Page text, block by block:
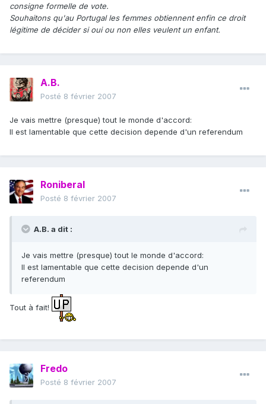
consigne formelle de vote.
Souhaitons qu'au Portugal les femmes obtiennent enfin ce droit
légitime de décider si oui ou non elles veulent un enfant.
A.B.
Posté 8 février 2007
Je vais mettre (presque) tout le monde d'accord:
Il est lamentable que cette decision depende d'un referendum
Roniberal
Posté 8 février 2007
A.B. a dit :
Je vais mettre (presque) tout le monde d'accord:
Il est lamentable que cette decision depende d'un
referendum
Tout à fait!
Fredo
Posté 8 février 2007